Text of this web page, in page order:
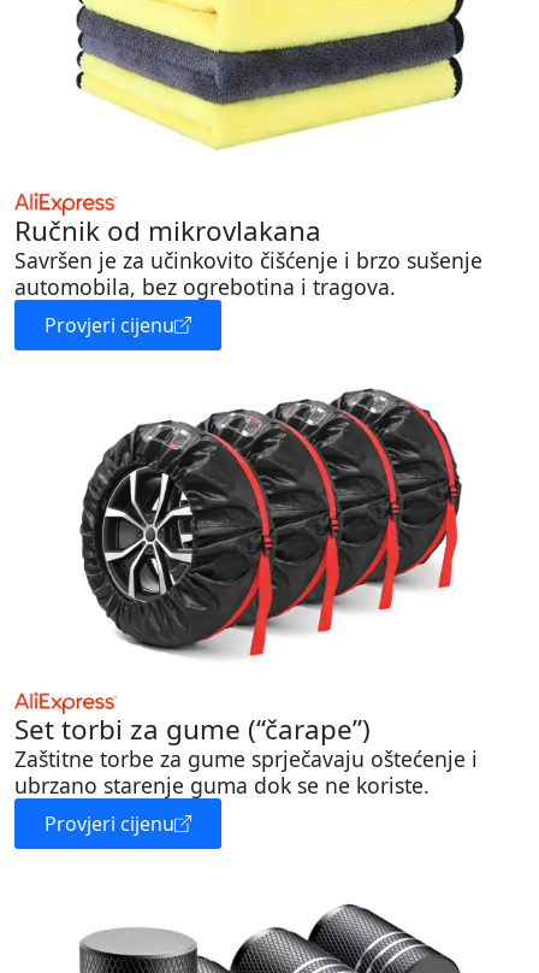
Ručnik od mikrovlakana
Savršen je za učinkovito čišćenje i brzo sušenje
automobila, bez ogrebotina i tragova.
Provjeri cijenu
Set torbi za gume (“čarape”)
Zaštitne torbe za gume sprječavaju oštećenje i
ubrzano starenje guma dok se ne koriste.
Provjeri cijenu